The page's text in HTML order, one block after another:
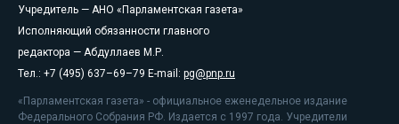
Учредитель — АНО «Парламентская газета»
Исполняющий обязанности главного
редактора — Абдуллаев М.Р.
Тел.: +7 (495) 637–69–79 E-mail: pg@pnp.ru
«Парламентская газета» - официальное еженедельное издание
Федерального Собрания РФ. Издается с 1997 года. Учредители